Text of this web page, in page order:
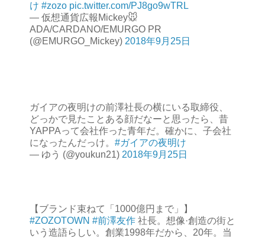
け #zozo pic.twitter.com/PJ8go9wTRL
— 仮想通貨広報Mickey🐭
ADA/CARDANO/EMURGO PR
(@EMURGO_Mickey) 2018年9月25日
ガイアの夜明けの前澤社長の横にいる取締役、
どっかで見たことある顔だなーと思ったら、昔
YAPPAって会社作った青年だ。確かに、子会社
になったんだっけ。 #ガイアの夜明け
— ゆう (@youkun21) 2018年9月25日
【ブランド束ねて「1000億円まで」】
#ZOZOTOWN #前澤友作 社長。想像·創造の街と
いう造語らしい。創業1998年だから、20年。当